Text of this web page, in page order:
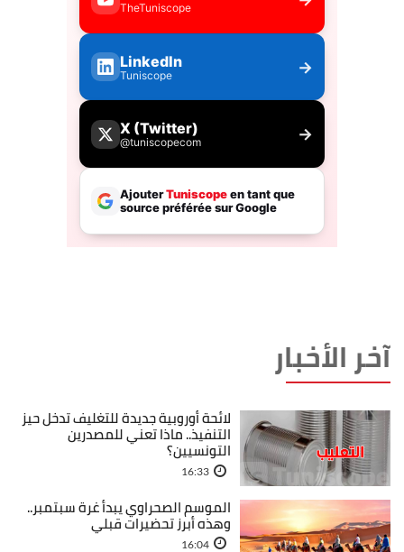
آخر الأخبار
لائحة أوروبية جديدة للتغليف تدخل حيز
التنفيذ.. ماذا تعني للمصدرين
التونسيين؟
16:33
الموسم الصحراوي يبدأ غرة سبتمبر..
وهذه أبرز تحضيرات قبلي
16:04